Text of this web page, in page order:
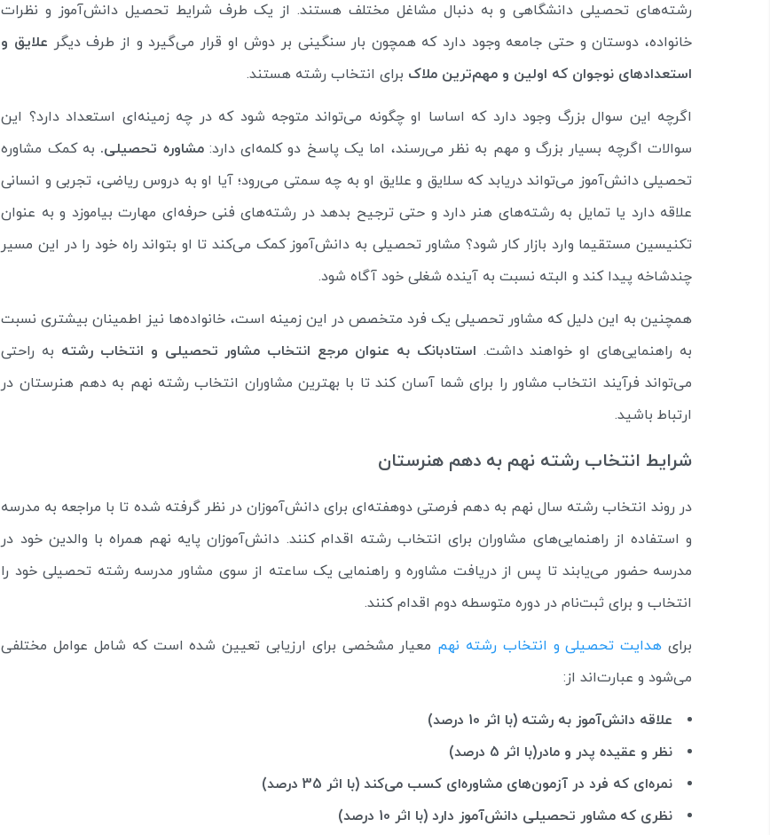
رشته‌های تحصیلی دانشگاهی و به دنبال مشاغل مختلف هستند. از یک طرف شرایط تحصیل دانش‌آموز و نظرات
خانواده، دوستان و حتی جامعه وجود دارد که همچون بار سنگینی بر دوش او قرار می‌گیرد و از طرف دیگر علایق و
استعدادهای نوجوان که اولین و مهم‌ترین ملاک برای انتخاب رشته هستند.
اگرچه این سوال بزرگ وجود دارد که اساسا او چگونه می‌تواند متوجه شود که در چه زمینه‌ای استعداد دارد؟ این
سوالات اگرچه بسیار بزرگ و مهم به نظر می‌رسند، اما یک پاسخ دو کلمه‌ای دارد:مشاوره تحصیلی. به کمک مشاوره
تحصیلی دانش‌آموز می‌تواند دریابد که سلایق و علایق او به چه سمتی می‌رود؛ آیا او به دروس ریاضی، تجربی و انسانی
علاقه دارد یا تمایل به رشته‌های هنر دارد و حتی ترجیح بدهد در رشته‌های فنی حرفه‌ای مهارت بیاموزد و به عنوان
تکنیسین مستقیما وارد بازار کار شود؟ مشاور تحصیلی به دانش‌آموز کمک می‌کند تا او بتواند راه خود را در این مسیر
چندشاخه پیدا کند و البته نسبت به آینده شغلی خود آگاه شود.
همچنین به این دلیل که مشاور تحصیلی یک فرد متخصص در این زمینه است، خانواده‌ها نیز اطمینان بیشتری نسبت
به راهنمایی‌های او خواهند داشت. استادبانک به عنوان مرجع انتخاب مشاور تحصیلی و انتخاب رشته به راحتی
می‌تواند فرآیند انتخاب مشاور را برای شما آسان کند تا با بهترین مشاوران انتخاب رشته نهم به دهم هنرستان در
ارتباط باشید.
شرایط انتخاب رشته نهم به دهم هنرستان
در روند انتخاب رشته سال نهم به دهم فرصتی دوهفته‌ای برای دانش‌آموزان در نظر گرفته شده تا با مراجعه به مدرسه
و استفاده از راهنمایی‌های مشاوران برای انتخاب رشته اقدام کنند. دانش‌آموزان پایه نهم همراه با والدین خود در
مدرسه حضور می‌یابند تا پس از دریافت مشاوره و راهنمایی یک ساعته از سوی مشاور مدرسه رشته تحصیلی خود را
انتخاب و برای ثبت‌نام در دوره متوسطه دوم اقدام کنند.
برای هدایت تحصیلی و انتخاب رشته نهم معیار مشخصی برای ارزیابی تعیین شده است که شامل عوامل مختلفی
می‌شود و عبارت‌اند از:
علاقه دانش‌آموز به رشته (با اثر 10 درصد)
نظر و عقیده پدر و مادر(با اثر 5 درصد)
نمره‌ای که فرد در آزمون‌های مشاوره‌ای کسب می‌کند (با اثر 35 درصد)
نظری که مشاور تحصیلی دانش‌آموز دارد (با اثر 10 درصد)